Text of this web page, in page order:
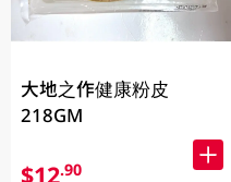
大地之作健康粉皮
218GM
$12.90